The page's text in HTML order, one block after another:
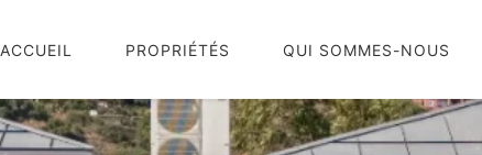
ACCUEIL PROPRIÉTÉS QUI SOMMES-NOUS